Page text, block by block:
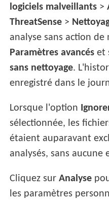
logiciels malveillants >
ThreatSense >
analyse sans action
Paramètres avancés et
sans nettoyage.
enregistré dans le
Lorsque l'option
sélectionnée, les
étaient auparavant
analysés, sans aucune
Cliquez surAnalyse
les paramètres